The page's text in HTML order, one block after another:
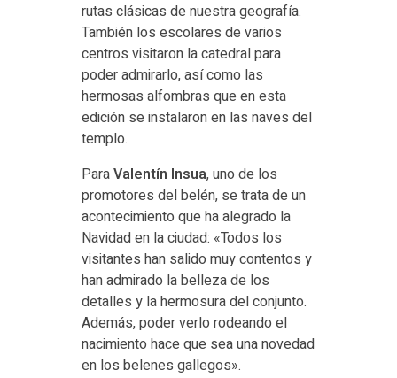
rutas clásicas de nuestra geografía.
También los escolares de varios
centros visitaron la catedral para
poder admirarlo, así como las
hermosas alfombras que en esta
edición se instalaron en las naves del
templo.
ParaValentín Insua, uno de los
promotores del belén, se trata de un
acontecimiento que ha alegrado la
Navidad en la ciudad: «Todos los
visitantes han salido muy contentos y
han admirado la belleza de los
detalles y la hermosura del conjunto.
Además, poder verlo rodeando el
nacimiento hace que sea una novedad
en los belenes gallegos».